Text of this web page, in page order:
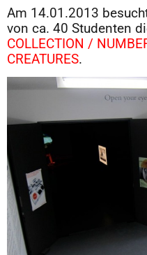
Am 14.01.2013
von ca. 40 Studenten
COLLECTION /
CREATURES.